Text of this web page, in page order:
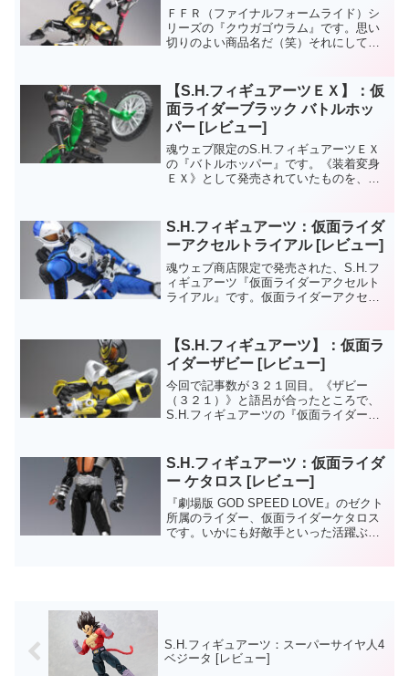
ＦＦＲ（ファイナルフォームライド）シ
リーズの『クウガゴウラム』です。思い
切りのよい商品名だ（笑）それにしても
ら、悪ふざけ過ぎて拒絶していたんじゃ
ないだろーか？
【S.H.フィギュアーツＥＸ】：仮
面ライダーブラック バトルホッ
パー [レビュー]
魂ウェブ限定のS.H.フィギュアーツＥＸ
の『バトルホッパー』です。《装着変身
ＥＸ》として発売されていたものを、フ
ッパーは、カウルを交換することで《バ
トルホッパー⇔アクロ...
S.H.フィギュアーツ：仮面ライダ
ーアクセルトライアル [レビュー]
魂ウェブ商店限定で発売された、S.H.フ
ィギュアーツ『仮面ライダーアクセルト
ライアル』です。仮面ライダーアクセル
ュアーツのアクセルとは姿は似ているよ
うですが、トライアル...
【S.H.フィギュアーツ】：仮面ラ
イダーザビー [レビュー]
今回で記事数が３２１回目。《ザビー
（３２１）》と語呂が合ったところで、
S.H.フィギュアーツの『仮面ライダーザ
売されたゼクトルーパーシャドウと共
に、最近、割と安く売られて...
S.H.フィギュアーツ：仮面ライダ
ー ケタロス [レビュー]
『劇場版 GOD SPEED LOVE』のゼクト
所属のライダー、仮面ライダーケタロス
です。いかにも好敵手といった活躍ぶり
S.H.フィギュアーツ：スーパーサイヤ人4
ベジータ [レビュー]